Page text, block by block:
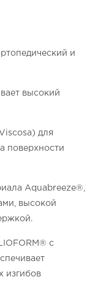
и
высокий
для
поверхности
Aquabreeze®,
высокой
с
изгибов